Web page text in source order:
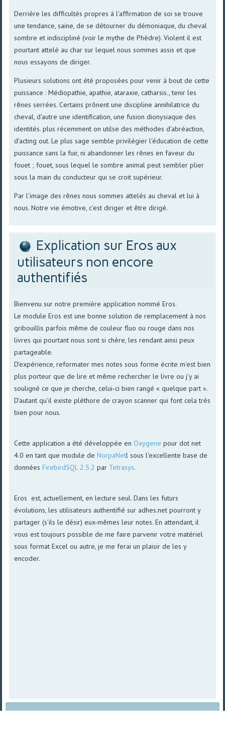
Derrière les difficultés propres à l'affirmation de soi se trouve
une tendance, saine, de se détourner du démoniaque, du cheval
sombre et indiscipliné (voir le mythe de Phèdre). Violent il est
pourtant attelé au char sur lequel nous sommes assis et que
nous essayons de diriger.
Plusieurs solutions ont été proposées pour venir à bout de cette
puissance : Médiopathie, apathie, ataraxie, catharsis., tenir les
rênes serrées. Certains prônent une discipline annihilatrice du
cheval, d'autre une identification, une fusion dionysiaque des
identités. plus récemment on utilse des méthodes d'abréaction,
d'acting out. Le plus sage semble privilégier l'éducation de cette
puissance sans la fuir, ni abandonner les rênes en faveur du
fouet ; fouet, sous lequel le sombre animal peut sembler plier
sous la main du conducteur qui se croit supérieur.
Par l'image des rênes nous sommes attelés au cheval et lui à
nous. Notre vie émotive, c'est diriger et être dirigé.
Explication sur Eros aux
utilisateurs non encore
authentifiés
Bienvenu sur notre première application nommé Eros.
Le module Eros est une bonne solution de remplacement à nos
gribouillis parfois même de couleur fluo ou rouge dans nos
livres qui pourtant nous sont si chère, les rendant ainsi peux
partageable.
D'expérience, reformater mes notes sous forme écrite m'est bien
plus porteur que de lire et même rechercher le livre ou j'y ai
souligné ce que je cherche, celui-ci bien rangé « quelque part ».
D'autant qu'il existe pléthore de crayon scanner qui font cela très
bien pour nous.
Cette application a été développée en Oxygene pour dot net
4.0 en tant que module deNorpaNetl sous l'excellente base de
donnéesFirebirdSQL 2.5.2 par Tetrasys.
Eros est, actuellement, en lecture seul. Dans les futurs
évolutions, les utilisateurs authentifié sur adhes.net pourront y
partager (s'ils le désir) eux-mêmes leur notes. En attendant, il
vous est toujours possible de me faire parvenir votre matériel
sous format Excel ou autre, je me ferai un plaisir de les y
encoder.